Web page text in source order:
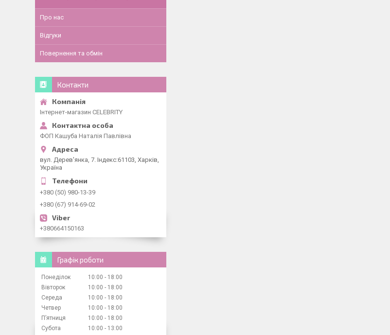
Про нас
Відгуки
Повернення та обмін
Контакти
Інтернет-магазин CELEBRITY
ФОП Кашуба Наталія Павлівна
вул. Дерев'янка, 7. Індекс:61103, Харків,
Україна
+380 (50) 980-13-39
+380 (67) 914-69-02
+380664150163
Графік роботи
Понеділок 10:00
18:00
Вівторок
10:00
18:00
Середа
10:00
18:00
Четвер
10:00
18:00
Пʼятниця
10:00
18:00
Субота
10:00 13:00